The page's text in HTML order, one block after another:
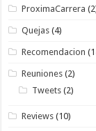
ProximaCarrera
Quejas (4)
Recomendacion
Reuniones (2)
Tweets (2)
Reviews (10)